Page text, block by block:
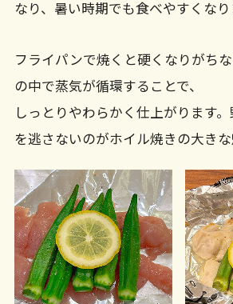
なり、暑い時期でも食べやすくなり
フライパンで焼くと硬くなりがち
の中で蒸気が循環することで、
しっとりやわらかく仕上がります
を逃さないのがホイル焼きの大きな